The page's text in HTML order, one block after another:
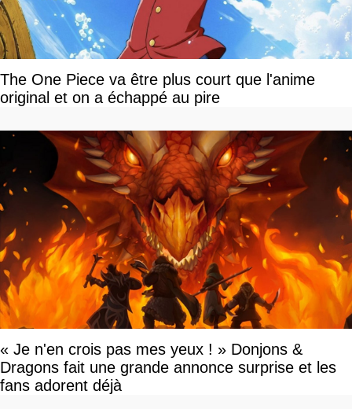
The One Piece va être plus court que l'anime
original et on a échappé au pire
« Je n'en crois pas mes yeux ! » Donjons &
Dragons fait une grande annonce surprise et les
fans adorent déjà